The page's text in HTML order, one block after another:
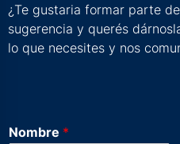
¿Te gustaria formar parte
sugerencia y querés
lo que necesites y nos
Nombre *